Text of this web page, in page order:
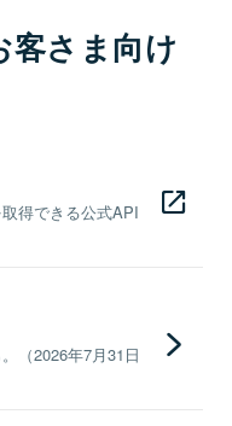
客さま向け
得できる公式API
（2026年7月31日